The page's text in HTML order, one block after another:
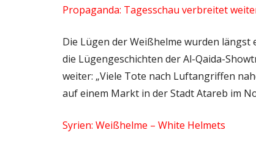
Propaganda: Tagesschau verbreitet
Die Lügen der Weißhelme wurden
die Lügengeschichten der Al-Qaida-
weiter: „Viele Tote nach Luftangriffen
auf einem Markt in der Stadt Atareb im
Syrien: Weißhelme – White Helmets